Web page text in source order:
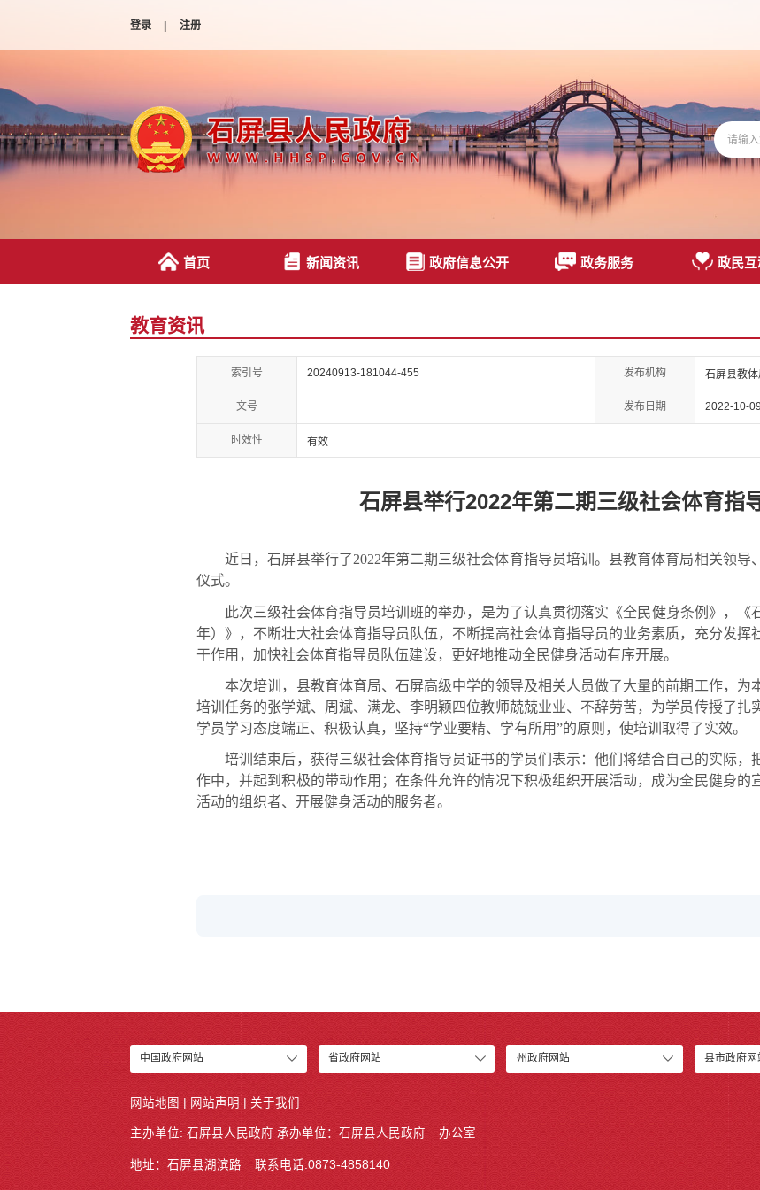
登录 | 注册
首页 新闻资讯 政府信息公开 政务服务 政民互
教育资讯
索引号 20240913-181044-455 发布机构 石屏县教体
文号 发布日期 2022-10-09
时效性 有效
石屏县举行2022年第二期三级社会体育指
近日，石屏县举行了2022年第二期三级社会体育指导员培训。县教育体育局相关领导
仪式。
此次三级社会体育指导员培训班的举办，是为了认真贯彻落实《全民健身条例》，《
年）》，不断壮大社会体育指导员队伍，不断提高社会体育指导员的业务素质，充分发挥
干作用，加快社会体育指导员队伍建设，更好地推动全民健身活动有序开展。
本次培训，县教育体育局、石屏高级中学的领导及相关人员做了大量的前期工作，为
培训任务的张学斌、周斌、满龙、李明颖四位教师兢兢业业、不辞劳苦，为学员传授了扎
学员学习态度端正、积极认真，坚持“学业要精、学有所用”的原则，使培训取得了实效。
培训结束后，获得三级社会体育指导员证书的学员们表示：他们将结合自己的实际，
作中，并起到积极的带动作用；在条件允许的情况下积极组织开展活动，成为全民健身的
活动的组织者、开展健身活动的服务者。
中国政府网站 省政府网站 州政府网站 县市政府网
网站地图 网站声明 关于我们
主办单位: 石屏县人民政府 承办单位： 石屏县人民政府 办公室
地址：石屏县湖滨路 联系电话:0873-4858140